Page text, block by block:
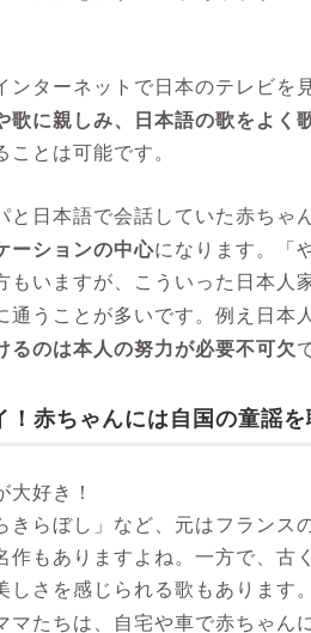
ンターネットで日本のテレビを
歌に親しみ、日本語の歌をよく
ことは可能です。
と日本語で会話していた赤ちゃ
ーションの中心になります。「
もいますが、こういった日本人
通うことが多いです。例え日本
るのは本人の努力が必要不可欠
！赤ちゃんには自国の童謡を
大好き！
きらぼし」など、元はフランス
作もありますよね。一方で、古
しさを感じられる歌もあります。
マたちは、自宅や車で赤ちゃん